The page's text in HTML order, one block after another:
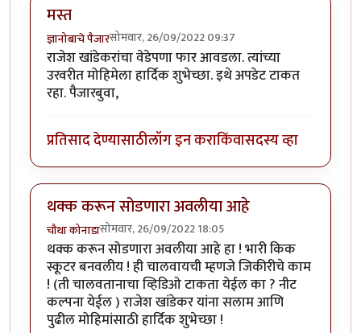
मस्त
ज्ञानोबाचे पैजारसोमवार, 26/09/2022 09:37
राजेश खांडेकरांचा वेडेपणा फार आवडला. त्यांच्या
उरवरीत मोहिमेला हार्दिक शुभेच्छा. इथे अपडेट टाकत
रहा. पैजारबुवा,
प्रतिसाद देण्यासाठीलॉग इन कराकिंवासदस्य व्हा
थक्क करून सोडणारा अवलीया आहे
चौथा कोनाडासोमवार, 26/09/2022 18:05
थक्क करून सोडणारा अवलीया आहे हा ! भारी किक
स्कूटर बनवलीय ! ही चालवायची म्हणजे जिकीरीचे काम
! (ती चालवतानाचा व्हिडिओ टाकता येईल का ? नीट
कल्पना येईल ) राजेश खांडेकर यांना सलाम आणि
पुढील मोहिमांसाठी हार्दिक शुभेच्छा !